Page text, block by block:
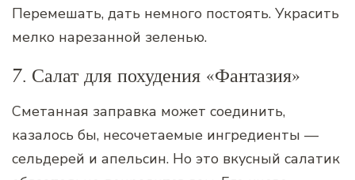
Перемешать, дать немного постоять. Украсить
мелко нарезанной зеленью.
7. Салат для похудения «Фантазия»
Сметанная заправка может соединить,
казалось бы, несочетаемые ингредиенты —
сельдерей и апельсин. Но это вкусный салатик